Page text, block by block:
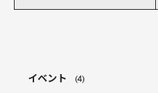
イベント (4)